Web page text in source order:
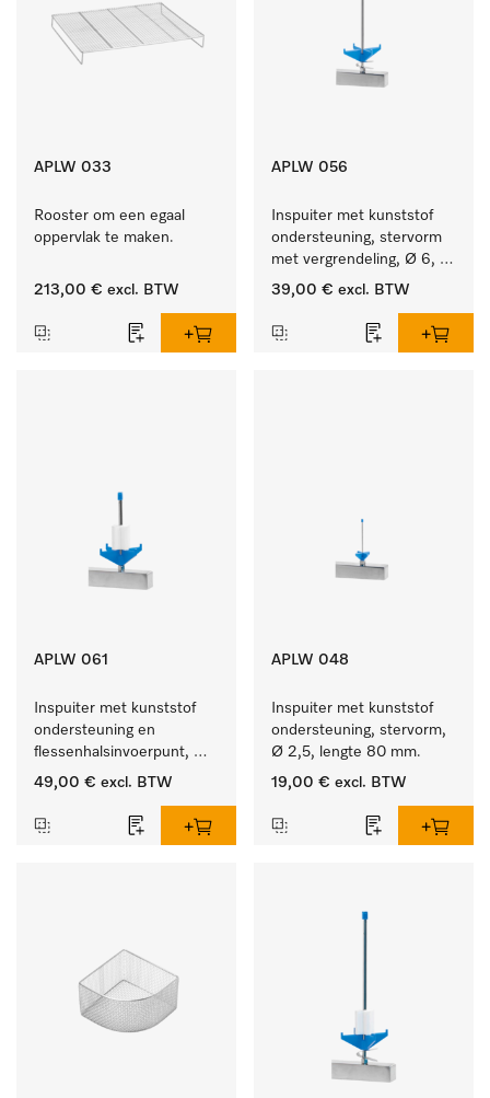
APLW 033
Rooster om een egaal
oppervlak te maken.
213,00 € excl. BTW
APLW 056
Inspuiter met kunststof
ondersteuning, stervorm
met vergrendeling, Ø 6,
lengte 225 mm.
39,00 € excl. BTW
APLW 061
Inspuiter met kunststof
ondersteuning en
flessenhalsinvoerpunt,
ster, Ø 6, lengte 115 mm.
49,00 € excl. BTW
APLW 048
Inspuiter met kunststof
ondersteuning, stervorm,
Ø 2,5, lengte 80 mm.
19,00 € excl. BTW